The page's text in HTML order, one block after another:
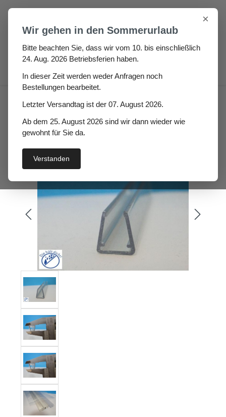
Zum Hauptinhalt springen
Glaskantenschutz Manta für
6 mm Glasstärke
Bildergalerie überspringen
×
Wir gehen in den Sommerurlaub
Bitte beachten Sie, dass wir vom 10. bis einschließlich
24. Aug. 2026 Betriebsferien haben.
In dieser Zeit werden weder Anfragen noch
Bestellungen bearbeitet.
Letzter Versandtag ist der 07. August 2026.
Ab dem 25. August 2026 sind wir dann wieder wie
gewohnt für Sie da.
Verstanden